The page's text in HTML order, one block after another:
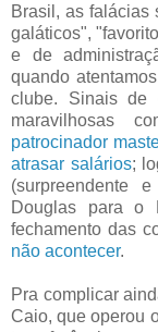
Brasil, as falácias
galáticos",
e de
quando
clube. Sinais
maravilhosas
patrocinador
atrasar salários;
(surpreendente
Douglas para o
fechamento das
não acontecer.
Pra complicar
Caio, que operou